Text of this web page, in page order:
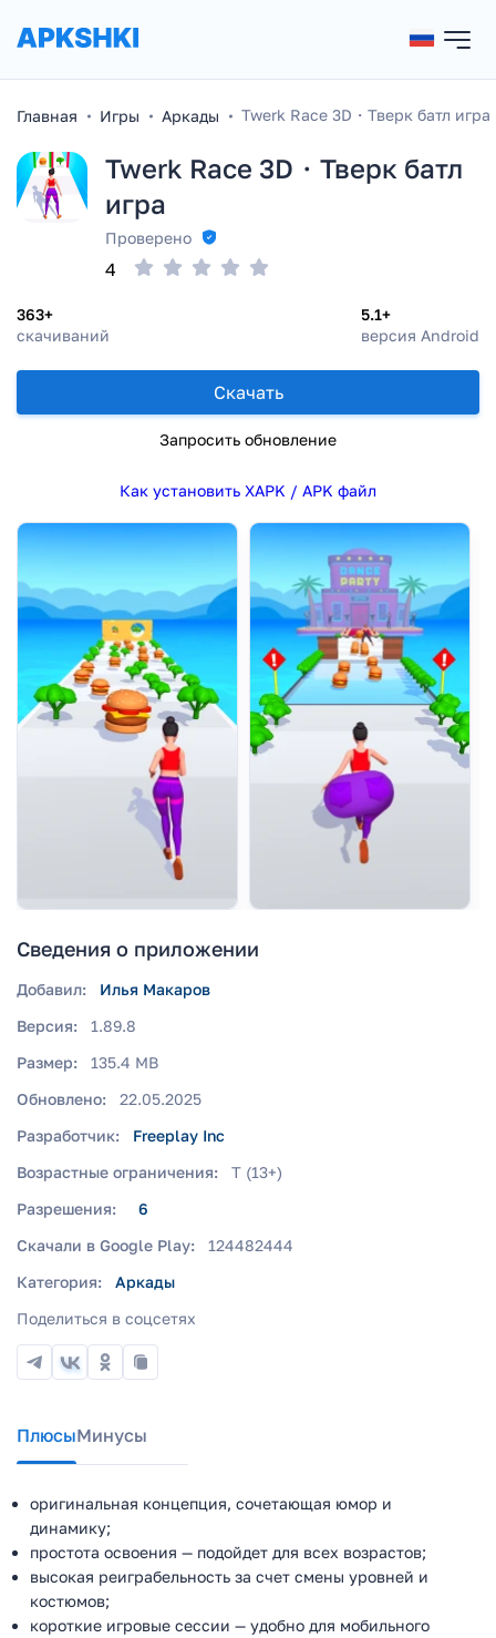
Главная Игры Аркады Twerk Race 3D・Тверк батл игра
Twerk Race 3D・Тверк батл
игра
Проверено
363+
скачиваний
5.1+
версия Android
4
Скачать
Запросить обновление
Как установить XAPK / APK файл
Сведения о приложении
Добавил:
Илья Макаров
Версия:
1.89.8
Размер:
135.4 MB
Обновлено:
22.05.2025
Разработчик:
Freeplay Inc
Возрастные ограничения:
T (13+)
Разрешения:
6
Скачали в Google Play:
124482444
Категория:
Аркады
Поделиться в соцсетях
ПлюсыМинусы
оригинальная концепция, сочетающая юмор и
динамику;
простота освоения — подойдет для всех возрастов;
высокая реиграбельность за счет смены уровней и
костюмов;
короткие игровые сессии — удобно для мобильного